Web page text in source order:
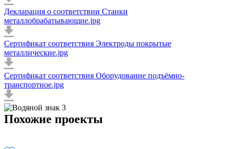
Декларация о соответствии Станки
металлобрабатывающие.jpg
Сертификат соответствия Электроды покрытые
металлические.jpg
Сертификат соответствия Оборудование подъёмно-
транспортное.jpg
Похожие проекты